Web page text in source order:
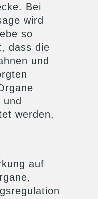
Bei
wird
so
dass die
und
und
werden.
auf